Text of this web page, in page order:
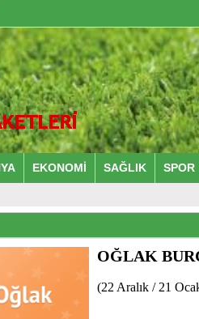
EKONOMİ SAĞLIK SPOR
OĞLAK
(22 Aralık / 21